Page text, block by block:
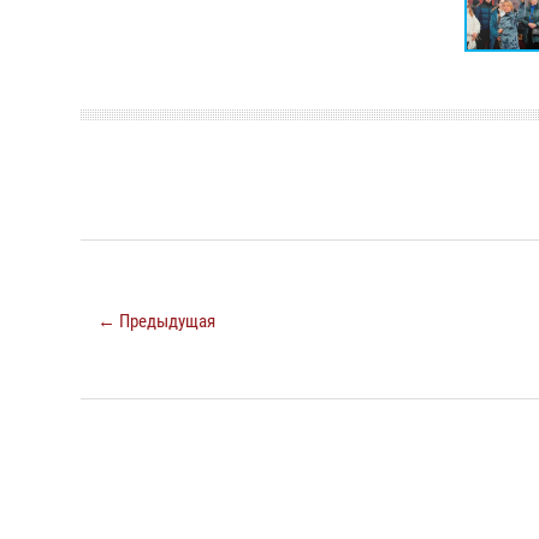
← Предыдущая